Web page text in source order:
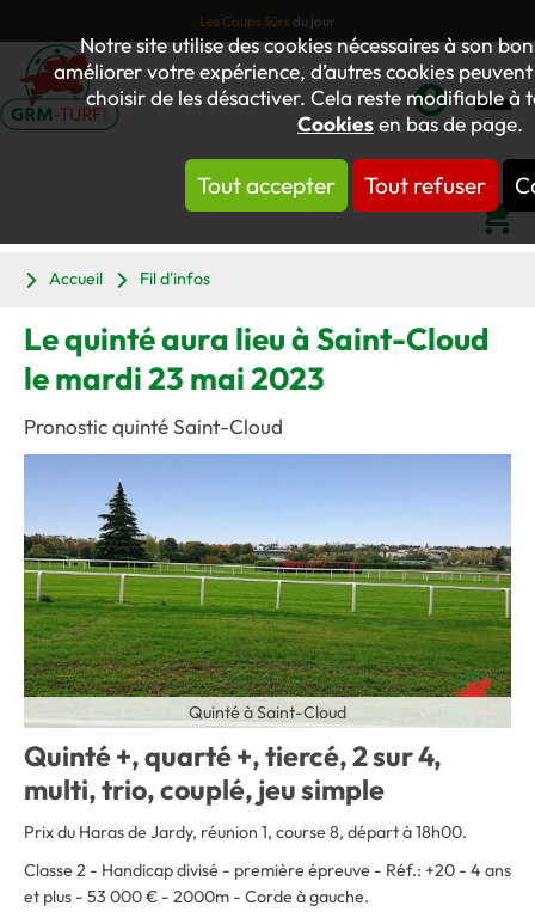
Notre site utilise des cookies nécessaires à son
améliorer votre expérience, d’autres cookies
choisir de les désactiver. Cela reste modifiable à
Cookiesen bas de page.
Tout accepter Tout refuser
Les Coups Sûrs du jour
Mon
Panier
Accueil
Fil d'infos
Le quinté aura lieu à Saint-Cloud
le mardi 23 mai 2023
Pronostic quinté Saint-Cloud
Quinté à Saint-Cloud
Quinté +, quarté +, tiercé, 2 sur 4,
multi, trio, couplé, jeu simple
Prix du Haras de Jardy, réunion 1, course 8, départ à 18h00.
Classe 2 - Handicap divisé - première épreuve - Réf.: +20 - 4 ans
et plus - 53 000 € - 2000m - Corde à gauche.